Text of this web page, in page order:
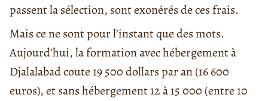
passent la sélection, sont exonérés de ces frais.
Mais ce ne sont pour l’instant que des mots.
Aujourd’hui, la formation avec hébergement à
Djalalabad coute 19 500 dollars par an (16 600
euros), et sans hébergement 12 à 15 000 (entre 10